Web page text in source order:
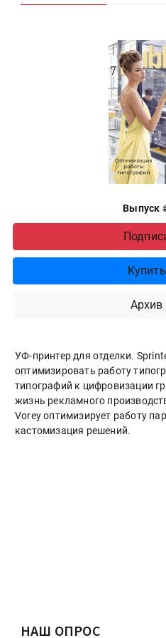
Выпуск
Архив
УФ-принтер для отделки.
оптимизировать работу
типографий к цифровизации
жизнь рекламного
Vorey оптимизирует работу
кастомизация решений.
НАШ ОПРОС